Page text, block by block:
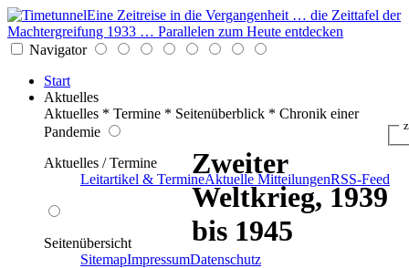
Eine Zeitreise in die Vergangenheit … die Zeittafel der
Machtergreifung 1933 … Parallelen zum Heute entdecken
Navigator
Start
Aktuelles
Aktuelles * Termine * Seitenüberblick * Chronik einer
Pandemie
Aktuelles / Termine
Leitartikel & TermineAktuelle MitteilungenRSS-Feed
Seitenübersicht
SitemapImpressumDatenschutz
Zweiter
Weltkrieg, 1939
bis 1945